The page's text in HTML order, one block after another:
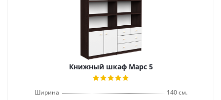
Книжный шкаф Марс 5
Ширина
140 см.